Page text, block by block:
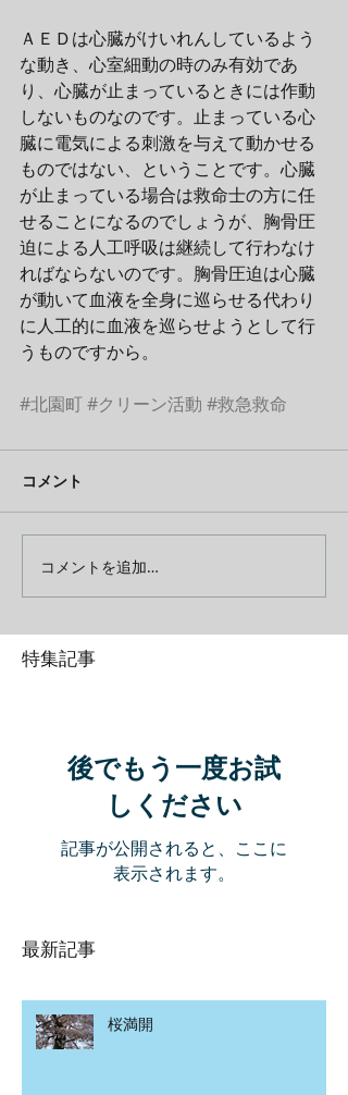
最新記事
特集記事
ＡＥＤは心臓がけいれんしているよう
な動き、心室細動の時のみ有効であ
り、心臓が止まっているときには作動
しないものなのです。止まっている心
臓に電気による刺激を与えて動かせる
ものではない、ということです。心臓
が止まっている場合は救命士の方に任
せることになるのでしょうが、胸骨圧
迫による人工呼吸は継続して行わなけ
ればならないのです。胸骨圧迫は心臓
が動いて血液を全身に巡らせる代わり
に人工的に血液を巡らせようとして行
うものですから。
#北園町#クリーン活動 #救急救命
コメント
コメントを追加…
後でもう一度お試
しください
記事が公開されると、ここに
表示されます。
桜満開